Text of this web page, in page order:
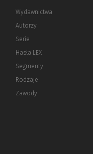
Wydawnictwa
Autorzy
Serie
Hasła LEX
Segmenty
Rodzaje
Zawody